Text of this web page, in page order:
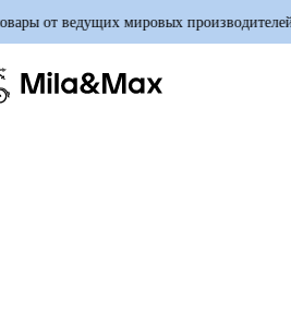
от ведущих мировых производителей